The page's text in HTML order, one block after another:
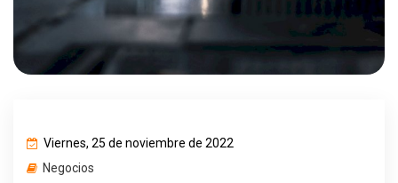
Viernes, 25 de noviembre de 2022
Negocios